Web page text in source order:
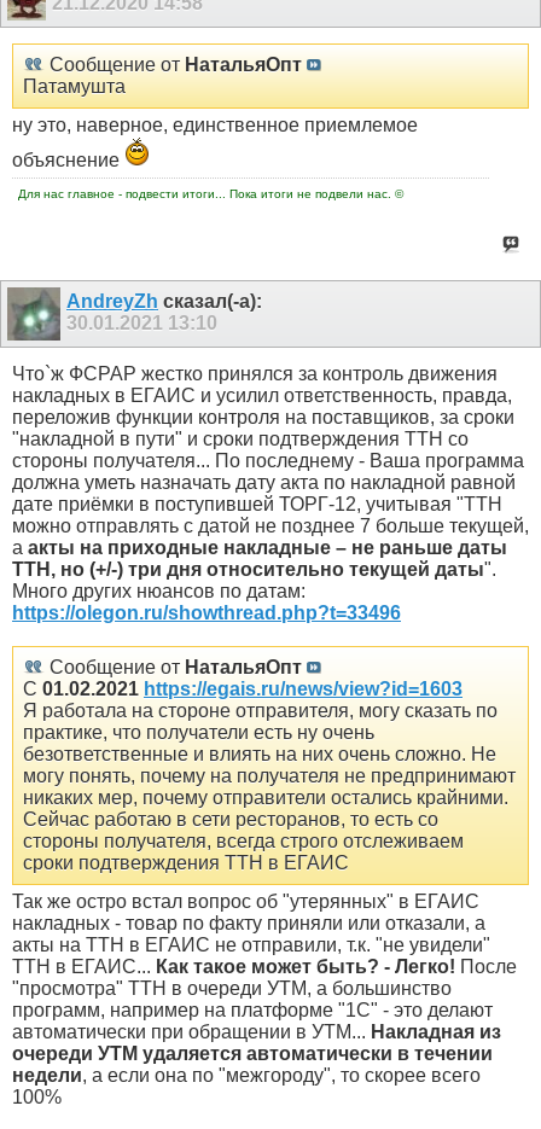
Сообщение от НатальяОпт
Патамушта
ну это, наверное, единственное приемлемое
объяснение
Для нас главное - подвести итоги... Пока итоги не подвели нас. ©
AndreyZh сказал(-а):
30.01.2021 13:10
Что`ж ФСРАР жестко принялся за контроль движения
накладных в ЕГАИС и усилил ответственность, правда,
переложив функции контроля на поставщиков, за сроки
"накладной в пути" и сроки подтверждения ТТН со
стороны получателя... По последнему - Ваша программа
должна уметь назначать дату акта по накладной равной
дате приёмки в поступившей ТОРГ-12, учитывая "ТТН
можно отправлять с датой не позднее 7 больше текущей,
а акты на приходные накладные – не раньше даты
ТТН, но (+/-) три дня относительно текущей даты".
Много других нюансов по датам:
https://olegon.ru/showthread.php?t=33496
Сообщение от НатальяОпт
С 01.02.2021 https://egais.ru/news/view?id=1603
Я работала на стороне отправителя, могу сказать по
практике, что получатели есть ну очень
безответственные и влиять на них очень сложно. Не
могу понять, почему на получателя не предпринимают
никаких мер, почему отправители остались крайними.
Сейчас работаю в сети ресторанов, то есть со
стороны получателя, всегда строго отслеживаем
сроки подтверждения ТТН в ЕГАИС
Так же остро встал вопрос об "утерянных" в ЕГАИС
накладных - товар по факту приняли или отказали, а
акты на ТТН в ЕГАИС не отправили, т.к. "не увидели"
ТТН в ЕГАИС... Как такое может быть? - Легко! После
"просмотра" ТТН в очереди УТМ, а большинство
программ, например на платформе "1С" - это делают
автоматически при обращении в УТМ... Накладная из
очереди УТМ удаляется автоматически в течении
недели, а если она по "межгороду", то скорее всего
100%